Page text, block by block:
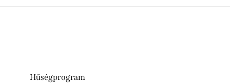
Hűségprogram